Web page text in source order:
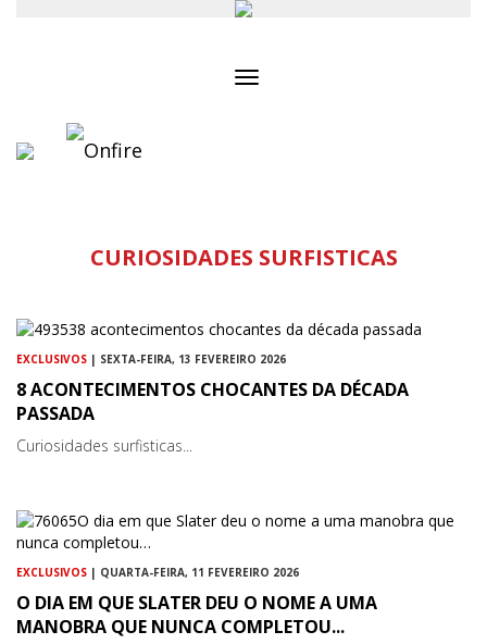
CURIOSIDADES SURFISTICAS
EXCLUSIVOS | SEXTA-FEIRA, 13 FEVEREIRO 2026
8 ACONTECIMENTOS CHOCANTES DA DÉCADA
PASSADA
Curiosidades surfisticas...
EXCLUSIVOS | QUARTA-FEIRA, 11 FEVEREIRO 2026
O DIA EM QUE SLATER DEU O NOME A UMA
MANOBRA QUE NUNCA COMPLETOU...